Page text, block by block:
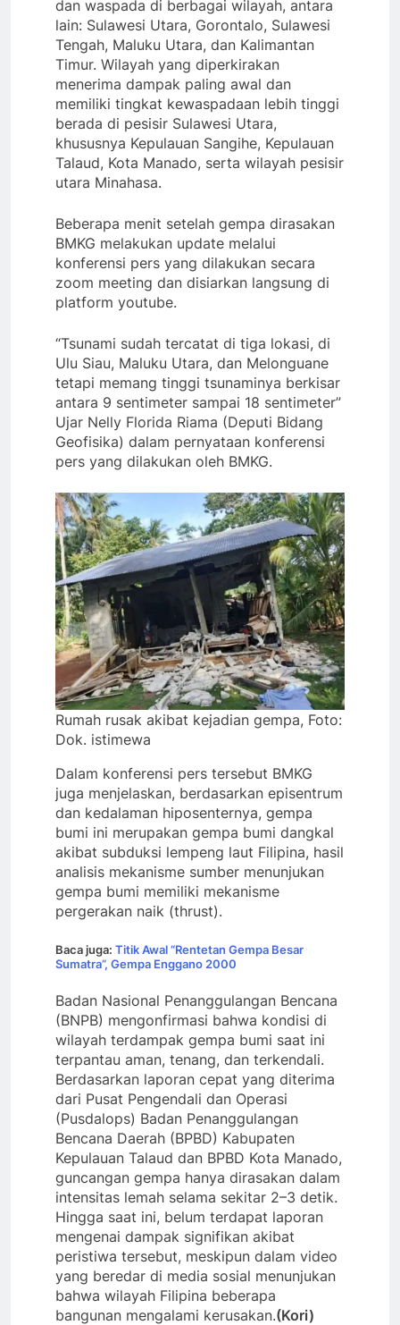
dan waspada di berbagai wilayah, antara
lain: Sulawesi Utara, Gorontalo, Sulawesi
Tengah, Maluku Utara, dan Kalimantan
Timur. Wilayah yang diperkirakan
menerima dampak paling awal dan
memiliki tingkat kewaspadaan lebih tinggi
berada di pesisir Sulawesi Utara,
khususnya Kepulauan Sangihe, Kepulauan
Talaud, Kota Manado, serta wilayah pesisir
utara Minahasa.
Beberapa menit setelah gempa dirasakan
BMKG melakukan update melalui
konferensi pers yang dilakukan secara
zoom meeting dan disiarkan langsung di
platform youtube.
“Tsunami sudah tercatat di tiga lokasi, di
Ulu Siau, Maluku Utara, dan Melonguane
tetapi memang tinggi tsunaminya berkisar
antara 9 sentimeter sampai 18 sentimeter”
Ujar Nelly Florida Riama (Deputi Bidang
Geofisika) dalam pernyataan konferensi
pers yang dilakukan oleh BMKG.
Rumah rusak akibat kejadian gempa, Foto:
Dok. istimewa
Dalam konferensi pers tersebut BMKG
juga menjelaskan, berdasarkan episentrum
dan kedalaman hiposenternya, gempa
bumi ini merupakan gempa bumi dangkal
akibat subduksi lempeng laut Filipina, hasil
analisis mekanisme sumber menunjukan
gempa bumi memiliki mekanisme
pergerakan naik (thrust).
Baca juga: Titik Awal “Rentetan Gempa Besar
Sumatra”, Gempa Enggano 2000
Badan Nasional Penanggulangan Bencana
(BNPB) mengonfirmasi bahwa kondisi di
wilayah terdampak gempa bumi saat ini
terpantau aman, tenang, dan terkendali.
Berdasarkan laporan cepat yang diterima
dari Pusat Pengendali dan Operasi
(Pusdalops) Badan Penanggulangan
Bencana Daerah (BPBD) Kabupaten
Kepulauan Talaud dan BPBD Kota Manado,
guncangan gempa hanya dirasakan dalam
intensitas lemah selama sekitar 2–3 detik.
Hingga saat ini, belum terdapat laporan
mengenai dampak signifikan akibat
peristiwa tersebut, meskipun dalam video
yang beredar di media sosial menunjukan
bahwa wilayah Filipina beberapa
bangunan mengalami kerusakan.(Kori)